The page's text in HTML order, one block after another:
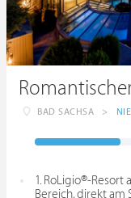
BAD SACHSA >
1. RoLigio®-Resort
Bereich, direkt am